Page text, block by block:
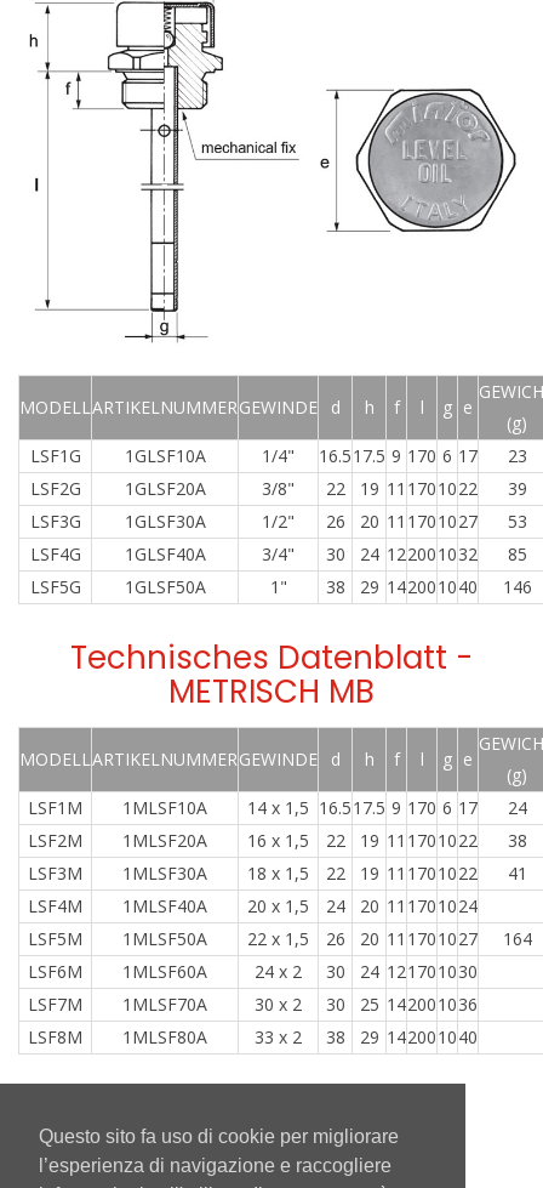
Questo sito fa uso di cookie per migliorare
l’esperienza di navigazione e raccogliere
MODELLARTIKELNUMMERGEWINDE d h f l g e
(g)
LSF1G
1GLSF10A 1/4" 16.517.5 9 170 6 17
23
LSF2G
1GLSF20A 3/8" 22 19 11 1701022
39
LSF3G
1GLSF30A 1/2" 26 20 11 1701027
53
LSF4G
1GLSF40A 3/4" 30 24 122001032
85
LSF5G
1GLSF50A 1" 38 29 142001040 146
Technisches Datenblatt -
METRISCH MB
MODELLARTIKELNUMMERGEWINDE d h f l g e
(g)
LSF1M
1MLSF10A 14 x 1,5 16.517.5 9 170 6 17
24
LSF2M
1MLSF20A 16 x 1,5 22 19 11 1701022
38
LSF3M
1MLSF30A 18 x 1,5 22 19 11 1701022
41
LSF4M
1MLSF40A 20 x 1,5 24 20 11 1701024
LSF5M
1MLSF50A 22 x 1,5 26 20 11 1701027
164
LSF6M
1MLSF60A 24 x 2 30 24 121701030
LSF7M
1MLSF70A 30 x 2 30 25 142001036
LSF8M
1MLSF80A 33 x 2 38 29 142001040
Torna Indietro